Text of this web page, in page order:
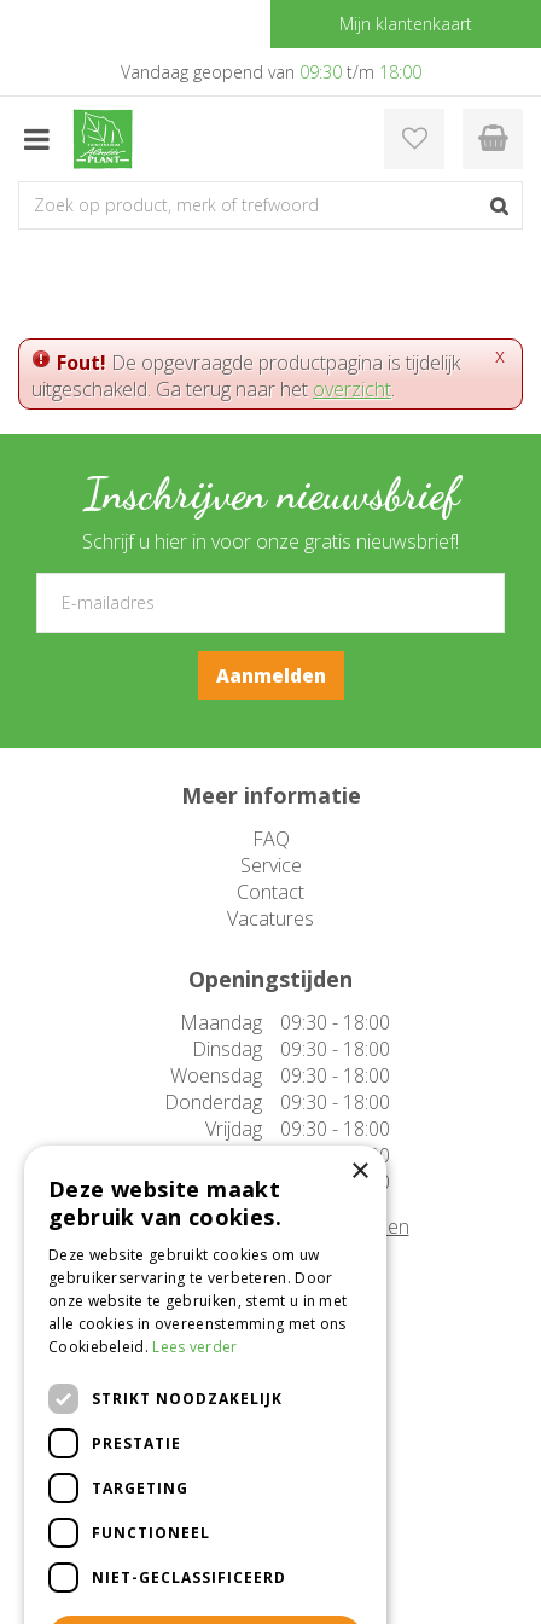
a
Mijn klantenkaart
Vandaag geopend van 09:30t/m 18:00
x
Fout! De opgevraagde productpagina is tijdelijk
uitgeschakeld. Ga terug naar het overzicht.
Inschrijven nieuwsbrief
Schrijf u hier in voor onze gratis nieuwsbrief!
Meer informatie
FAQ
Service
Contact
Vacatures
Openingstijden
Maandag
09:30 - 18:00
Dinsdag
09:30 - 18:00
Woensdag
09:30 - 18:00
Donderdag
09:30 - 18:00
Vrijdag
09:30 - 18:00
Zaterdag
09:30 - 17:00
Zondag
10:00 - 17:00
Afwijkende openingstijden tonen
Onze locatie
Tuincentrum Alméérplant
Jac. P. Thijsseweg 4
pinterest
×
Deze website maakt
gebruik van cookies.
Deze website gebruikt cookies om uw
gebruikerservaring te verbeteren. Door
onze website te gebruiken, stemt u in met
alle cookies in overeenstemming met ons
Cookiebeleid. Lees verder
STRIKT NOODZAKELIJK
PRESTATIE
TARGETING
FUNCTIONEEL
NIET-GECLASSIFICEERD